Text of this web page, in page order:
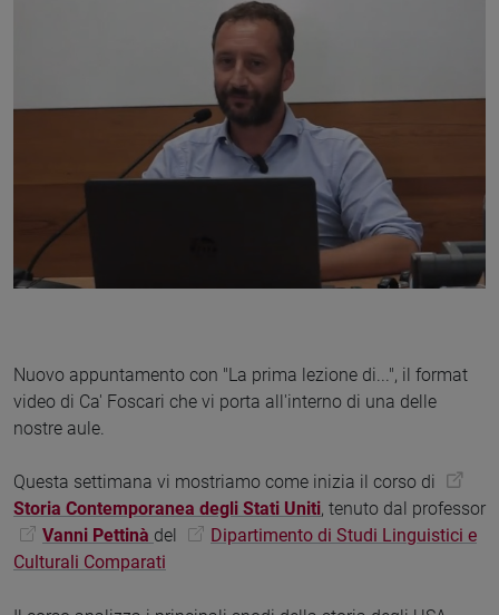
Nuovo appuntamento con "La prima lezione di...", il format
video di Ca' Foscari che vi porta all'interno di una delle
nostre aule.
Questa settimana vi mostriamo come inizia il corso di
Storia Contemporanea degli Stati Uniti, tenuto dal professor
Vanni Pettinà del Dipartimento di Studi Linguistici e
Culturali Comparati